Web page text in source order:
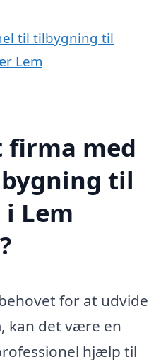
til tilbygning til
Lem
firma med
til
Lem
for at udvide
kan det være en
hjælp til